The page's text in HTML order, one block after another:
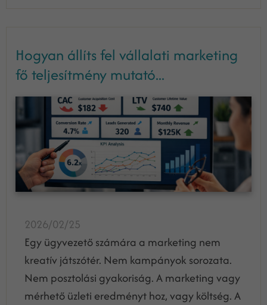
Hogyan állíts fel vállalati marketing
fő teljesítmény mutató...
2026/02/25
Egy ügyvezető számára a marketing nem
kreatív játszótér. Nem kampányok sorozata.
Nem posztolási gyakoriság. A marketing vagy
mérhető üzleti eredményt hoz, vagy költség. A